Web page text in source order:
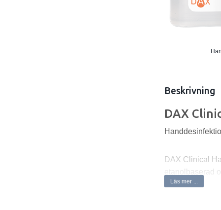
Beskrivning
DAX
DAX Clinical
etanolbaserad
Norovirus.
Läs mer ...